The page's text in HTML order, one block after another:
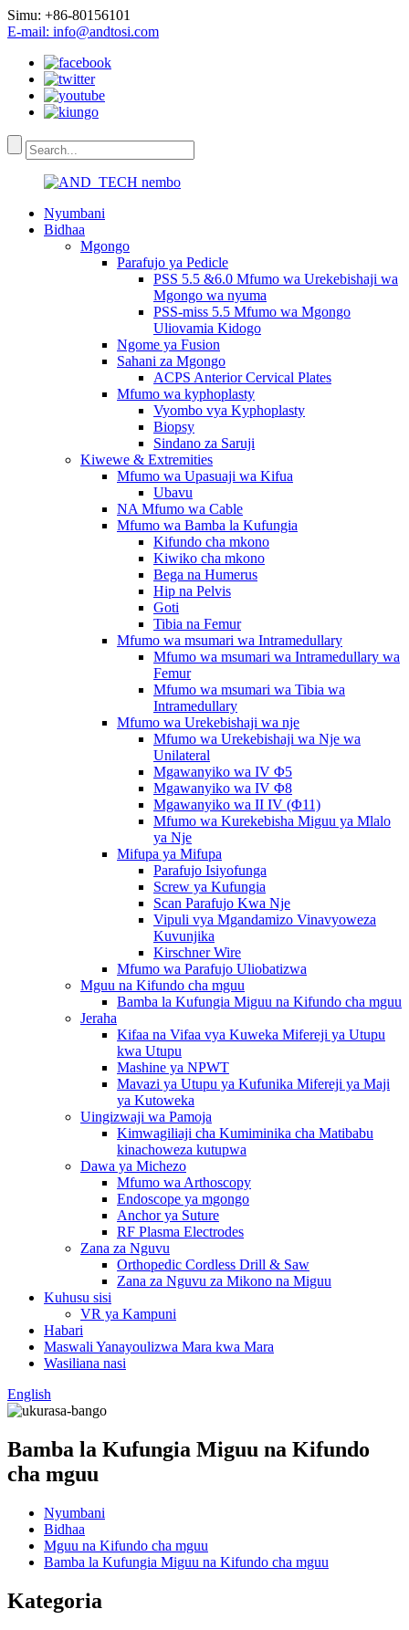
Simu: +86-80156101
E-mail: info@andtosi.com
Nyumbani
Bidhaa
Mgongo
Parafujo ya Pedicle
PSS 5.5 &6.0 Mfumo wa Urekebishaji wa
Mgongo wa nyuma
PSS-miss 5.5 Mfumo wa Mgongo
Uliovamia Kidogo
Ngome ya Fusion
Sahani za Mgongo
ACPS Anterior Cervical Plates
Mfumo wa kyphoplasty
Vyombo vya Kyphoplasty
Biopsy
Sindano za Saruji
Kiwewe & Extremities
Mfumo wa Upasuaji wa Kifua
Ubavu
NA Mfumo wa Cable
Mfumo wa Bamba la Kufungia
Kifundo cha mkono
Kiwiko cha mkono
Bega na Humerus
Hip na Pelvis
Goti
Tibia na Femur
Mfumo wa msumari wa Intramedullary
Mfumo wa msumari wa Intramedullary wa
Femur
Mfumo wa msumari wa Tibia wa
Intramedullary
Mfumo wa Urekebishaji wa nje
Mfumo wa Urekebishaji wa Nje wa
Unilateral
Mgawanyiko wa IV Φ5
Mgawanyiko wa IV Φ8
Mgawanyiko wa II IV (Φ11)
Mfumo wa Kurekebisha Miguu ya Mlalo
ya Nje
Mifupa ya Mifupa
Parafujo Isiyofunga
Screw ya Kufungia
Scan Parafujo Kwa Nje
Vipuli vya Mgandamizo Vinavyoweza
Kuvunjika
Kirschner Wire
Mfumo wa Parafujo Uliobatizwa
Mguu na Kifundo cha mguu
Bamba la Kufungia Miguu na Kifundo cha mguu
Jeraha
Kifaa na Vifaa vya Kuweka Mifereji ya Utupu
kwa Utupu
Mashine ya NPWT
Mavazi ya Utupu ya Kufunika Mifereji ya Maji
ya Kutoweka
Uingizwaji wa Pamoja
Kimwagiliaji cha Kumiminika cha Matibabu
kinachoweza kutupwa
Dawa ya Michezo
Mfumo wa Arthoscopy
Endoscope ya mgongo
Anchor ya Suture
RF Plasma Electrodes
Zana za Nguvu
Orthopedic Cordless Drill & Saw
Zana za Nguvu za Mikono na Miguu
Kuhusu sisi
VR ya Kampuni
Habari
Maswali Yanayoulizwa Mara kwa Mara
Wasiliana nasi
English
Bamba la Kufungia Miguu na Kifundo
cha mguu
Nyumbani
Bidhaa
Mguu na Kifundo cha mguu
Bamba la Kufungia Miguu na Kifundo cha mguu
Kategoria